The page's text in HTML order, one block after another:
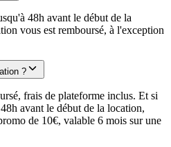
48h avant le début de la
vous est remboursé, à l'exception
?
frais de plateforme inclus. Et si
avant le début de la location,
de 10€, valable 6 mois sur une